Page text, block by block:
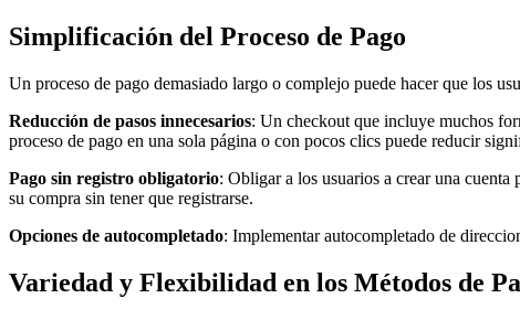
Simplificación del Proceso de Pago
Un proceso de pago demasiado largo o complejo puede hacer que los
Reducción de pasos innecesarios: Un checkout que incluye muchos
proceso de pago en una sola página o con pocos clics puede reducir
Pago sin registro obligatorio: Obligar a los usuarios a crear una
su compra sin tener que registrarse.
Opciones de autocompletado: Implementar autocompletado de
Variedad y Flexibilidad en los Métodos de